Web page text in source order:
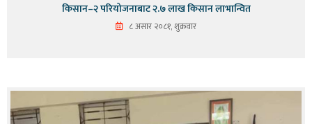
किसान–२ परियोजनाबाट २.७ लाख किसान लाभान्वित
८ असार २०८१, शुक्रवार